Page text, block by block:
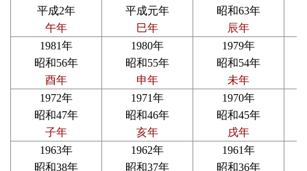
平成2年
午年
平成元年
巳年
昭和63年
辰年
1981年
昭和56年
酉年
1980年
昭和55年
申年
1979年
昭和54年
未年
1972年
昭和47年
子年
1971年
昭和46年
亥年
1970年
昭和45年
戌年
1963年
昭和38年
1962年
昭和37年
1961年
昭和36年